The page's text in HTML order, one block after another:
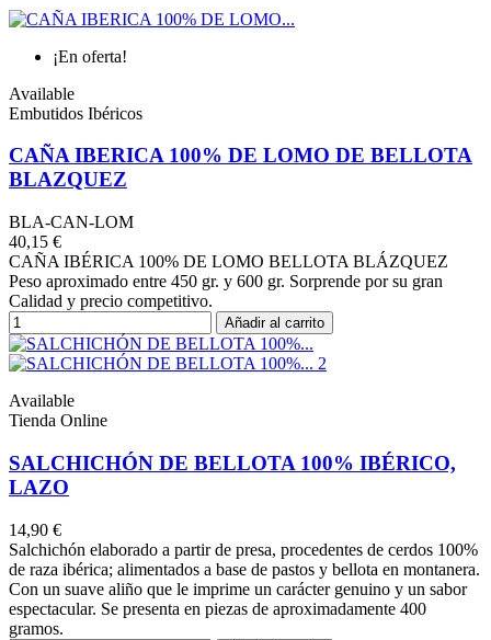
¡En oferta!
Available
Embutidos Ibéricos
CAÑA IBERICA 100% DE LOMO DE BELLOTA
BLAZQUEZ
BLA-CAN-LOM
40,15 €
CAÑA IBÉRICA 100% DE LOMO BELLOTA BLÁZQUEZ
Peso aproximado entre 450 gr. y 600 gr. Sorprende por su gran
Calidad y precio competitivo.
Añadir al carrito
Available
Tienda Online
SALCHICHÓN DE BELLOTA 100% IBÉRICO,
LAZO
14,90 €
Salchichón elaborado a partir de presa, procedentes de cerdos 100%
de raza ibérica; alimentados a base de pastos y bellota en montanera.
Con un suave aliño que le imprime un carácter genuino y un sabor
espectacular. Se presenta en piezas de aproximadamente 400
gramos.